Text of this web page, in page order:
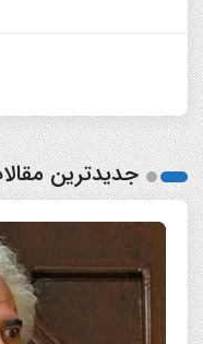
جدیدترین